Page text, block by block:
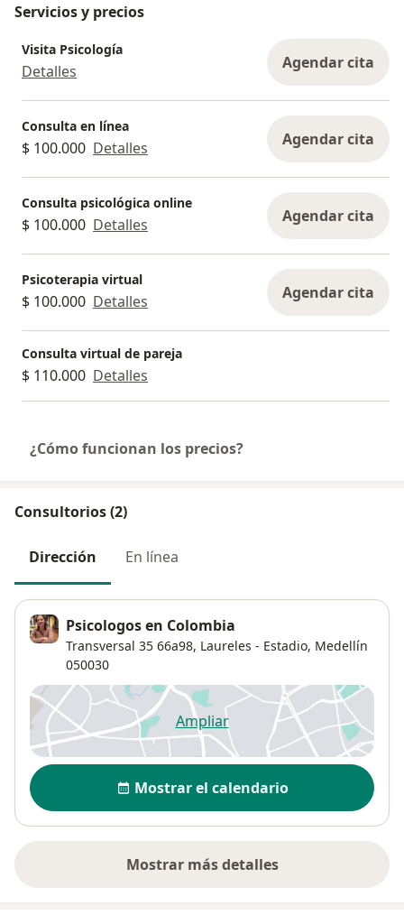
Servicios y precios
Visita Psicología
Detalles Agendar cita
Consulta en línea
$ 100.000 Detalles Agendar cita
Consulta psicológica online
$ 100.000 Detalles Agendar cita
Psicoterapia virtual
$ 100.000 Detalles Agendar cita
Consulta virtual de pareja
$ 110.000 Detalles
¿Cómo funcionan los precios?
Consultorios (2)
Dirección En línea
Psicologos en Colombia
Transversal 35 66a98, Laureles - Estadio, Medellín
050030
Ampliarse abre en una nueva
Disponibilidad
Mostrar el calendario
Mostrar más detalles
sobre la dirección